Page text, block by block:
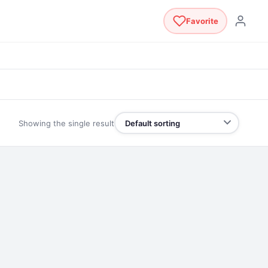
Favorite
Showing the single result